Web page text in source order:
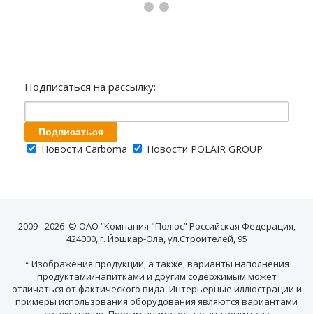
Подписаться на рассылку:
Новости Carboma Новости POLAIR GROUP
2009 - 2026 © ОАО “Компания "Полюс” Российская Федерация,
424000, г. Йошкар-Ола, ул.Строителей, 95
* Изображения продукции, а также, варианты наполнения
продуктами/напитками и другим содержимым может
отличаться от фактического вида. Интерьерные иллюстрации и
примеры использования оборудования являются вариантами